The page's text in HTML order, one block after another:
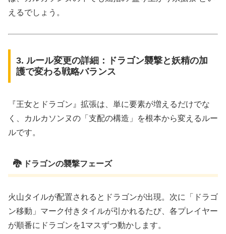
えるでしょう。
3. ルール変更の詳細：ドラゴン襲撃と妖精の加
護で変わる戦略バランス
『王女とドラゴン』拡張は、単に要素が増えるだけでな
く、カルカソンヌの「支配の構造」を根本から変えるルー
ルです。
🐉 ドラゴンの襲撃フェーズ
火山タイルが配置されるとドラゴンが出現。次に「ドラゴ
ン移動」マーク付きタイルが引かれるたび、各プレイヤー
が順番にドラゴンを1マスずつ動かします。